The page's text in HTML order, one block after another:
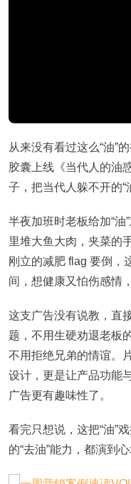
从来没有看过这么“油”
胶囊上线《当代人的油
子，把当代人躲不开的“
半夜加班时老板给加“
里堆大鱼大肉，夹菜的
刚立的减肥 flag 要倒，
间，想健康又怕伤感情
这支广告没有说教，直
题，不用生硬劝退老板
不用拒绝兄弟的情谊。
设计，更是让产品功能
广告更有趣味性了。
看完只想说，这把“油”
的“去油”能力，都演到心